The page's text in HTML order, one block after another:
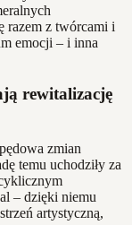
razem z twórcami i
emocji – i inna
rewitalizację
zmian
temu uchodziły za
– dzięki niemu
artystyczną,